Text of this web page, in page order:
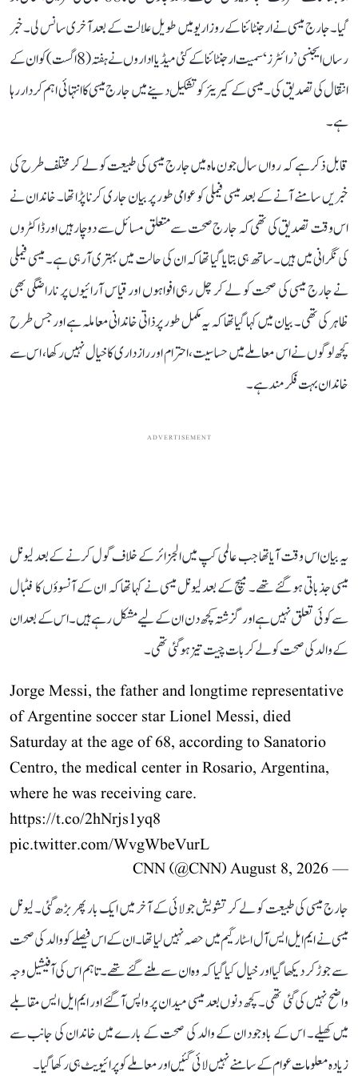
گیا۔ جارج میسی نے ارجنٹائنا کے روزاریو میں طویل علالت کے بعد آخری سانس لی۔ خبر
رساں ایجنسی ’رائٹرز‘ سمیت ارجنٹائنا کے کئی میڈیا اداروں نے ہفتہ (8 اگست) کو ان کے
انتقال کی تصدیق کی۔ میسی کے کیریئر کو تشکیل دینے میں جارج میسی کا انتہائی اہم کردار رہا
ہے۔
قابل ذکر ہے کہ رواں سال جون ماہ میں جارج میسی کی طبیعت کو لے کر مختلف طرح کی
خبریں سامنے آنے کے بعد میسی فیملی کو عوامی طور پر بیان جاری کرنا پڑا تھا۔ خاندان نے
اس وقت تصدیق کی تھی کہ جارج صحت سے متعلق مسائل سے دوچار ہیں اور ڈاکٹروں
کی نگرانی میں ہیں۔ ساتھ ہی بتایا گیا تھا کہ ان کی حالت میں بہتری آ رہی ہے۔ میسی فیملی
نے جارج میسی کی صحت کو لے کر چل رہی افواہوں اور قیاس آرائیوں پر ناراضگی بھی
ظاہر کی تھی۔ بیان میں کہا گیا تھا کہ یہ مکمل طور پر ذاتی خاندانی معاملہ ہے اور جس طرح
کچھ لوگوں نے اس معاملے میں حساسیت، احترام اور رازداری کا خیال نہیں رکھا، اس سے
خاندان بہت فکرمند ہے۔
ADVERTISEMENT
یہ بیان اس وقت آیا تھا جب عالمی کپ میں الجزائر کے خلاف گول کرنے کے بعد لیونل
میسی جذباتی ہو گئے تھے۔ میچ کے بعد لیونل میسی نے کہا تھا کہ ان کے آنسوؤں کا فٹبال
سے کوئی تعلق نہیں ہے اور گزشتہ کچھ دن ان کے لیے مشکل رہے ہیں۔ اس کے بعد ان
کے والد کی صحت کو لے کر بات چیت تیز ہو گئی تھی۔
Jorge Messi, the father and longtime representative
of Argentine soccer star Lionel Messi, died
Saturday at the age of 68, according to Sanatorio
Centro, the medical center in Rosario, Argentina,
where he was receiving care.
https://t.co/2hNrjs1yq8
pic.twitter.com/WvgWbeVurL
— CNN (@CNN)
August 8, 2026
جارج میسی کی طبیعت کو لے کر تشویش جولائی کے آخر میں ایک بار پھر بڑھ گئی۔ لیونل
میسی نے ایم ایل ایس آل اسٹار گیم میں حصہ نہیں لیا تھا۔ ان کے اس فیصلے کو والد کی صحت
سے جوڑ کر دیکھا گیا اور خیال کیا گیا کہ وہ ان سے ملنے گئے تھے۔ تاہم اس کی آفیشیل وجہ
واضح نہیں کی گئی تھی۔ کچھ دنوں بعد میسی میدان پر واپس آ گئے اور ایم ایل ایس مقابلے
میں کھیلے۔ اس کے باوجود ان کے والد کی صحت کے بارے میں خاندان کی جانب سے
زیادہ معلومات عوام کے سامنے نہیں لائی گئیں اور معاملے کو پرائیویٹ ہی رکھا گیا۔